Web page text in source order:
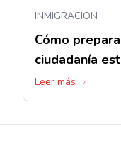
INMIGRACION
Cómo
ciudadanía
Leer más